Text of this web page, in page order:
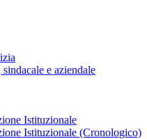
e aziendale
Istituzionale
Istituzionale (Cronologico)